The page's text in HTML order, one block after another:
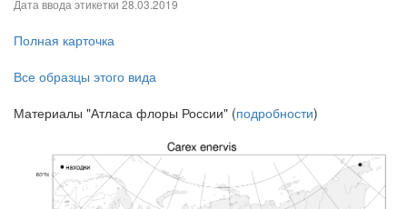
Дата ввода этикетки 28.03.2019
Полная карточка
Все образцы этого вида
Материалы "Атласа флоры России" (подробности)